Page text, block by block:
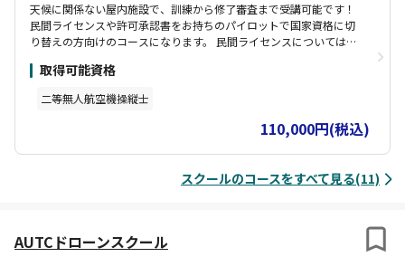
天候に関係ない屋内施設で、訓練から修了審査まで受講可能です！
民間ライセンスや許可承認書をお持ちのパイロットで国家資格に切
り替えの方向けのコースになります。 民間ライセンスについては、
せん。）
取得可能資格
二等無人航空機操縦士
110,000円(税込)
スクールのコースをすべて見る(11)
AUTCドローンスクール